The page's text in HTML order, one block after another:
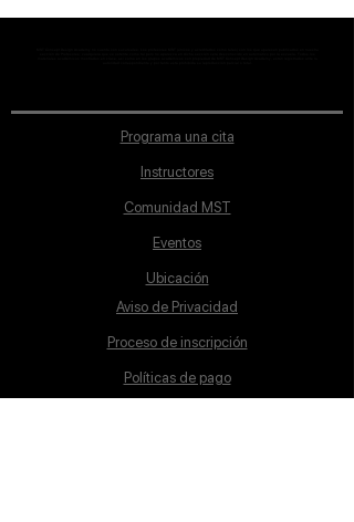
Programa una cita
Instructores
Comunidad MST
Eventos
Ubicación
Aviso de Privacidad
Proceso de inscripción
Políticas de pago